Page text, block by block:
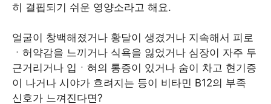
히 결핍되기 쉬운 영양소라고 해요.
얼굴이 창백해졌거나 황달이 생겼거나 지속해서 피로
ㆍ허약감을 느끼거나 식욕을 잃었거나 심장이 자주 두
근거리거나 입ㆍ혀의 통증이 있거나 숨이 차고 현기증
이 나거나 시야가 흐려지는 등이 비타민 B12의 부족
신호가 느껴진다면?